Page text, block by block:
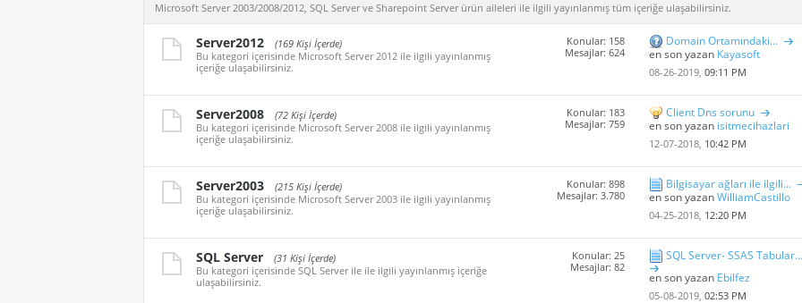
Microsoft Server 2003/2008/2012, SQL Server ve Sharepoint Server ürün aileleri ile ilgili yayınlanmış tüm içeriğe ulaşabilirsiniz.
Server2012
(169 Kişi İçerde)
Bu kategori içerisinde Microsoft Server 2012 ile ilgili yayınlanmış
içeriğe ulaşabilirsiniz.
Konular: 158
Mesajlar: 624
Domain Ortamındaki...
en son yazan Kayasoft
08-26-2019, 09:11 PM
Server2008
(72 Kişi İçerde)
Bu kategori içerisinde Microsoft Server 2008 ile ilgili yayınlanmış
içeriğe ulaşabilirsiniz.
Konular: 183
Mesajlar: 759
Client Dns sorunu
en son yazan isitmecihazlari
12-07-2018, 10:42 PM
Server2003
(215 Kişi İçerde)
Bu kategori içerisinde Microsoft Server 2003 ile ilgili yayınlanmış
içeriğe ulaşabilirsiniz.
Konular: 898
Mesajlar: 3.780
Bilgisayar ağları ile ilgili...
en son yazanWilliamCastillo
04-25-2018, 12:20 PM
SQL Server
(31 Kişi İçerde)
Bu kategori içerisinde SQL Server ile ile ilgili yayınlanmış içeriğe
ulaşabilirsiniz.
Konular: 25
Mesajlar: 82
SQL Server- SSAS Tabular...
en son yazan Ebilfez
05-08-2019, 02:53 PM